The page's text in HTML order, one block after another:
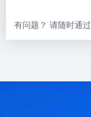
有问题？ 请随时通过